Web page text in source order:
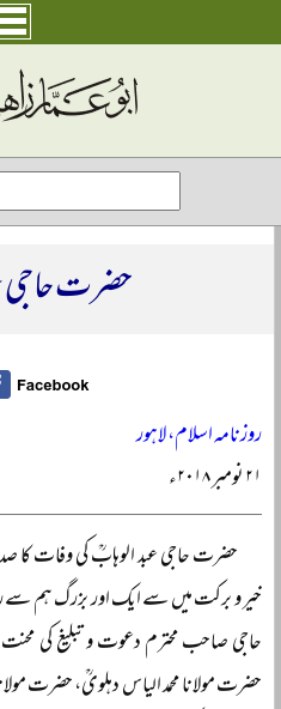
حضرت حاجی
روزنامہ اسلام، لاہور
۲۱ نومبر ۲۰۱۸ء
حضرت حاجی عبد الوہابؒ کی وفات کا
خیر و برکت میں سے ایک اور بزرگ ہم سے
حاجی صاحب محترم دعوت و تبلیغ کی
حضرت مولانا محمد الیاس دہلویؒ، حضرت